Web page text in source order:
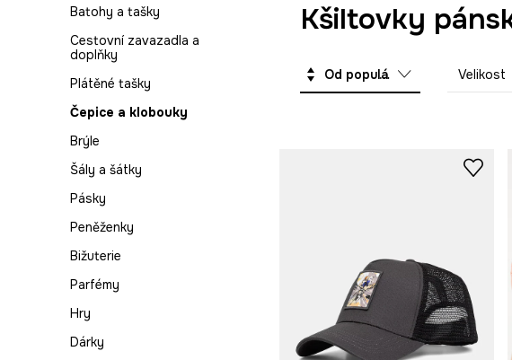
Batohy a tašky
Cestovní zavazadla a
doplňky
Plátěné tašky
Čepice a klobouky
Brýle
Šály a šátky
Pásky
Peněženky
Bižuterie
Parfémy
Hry
Dárky
Kšiltovky
Od populárních Velikost